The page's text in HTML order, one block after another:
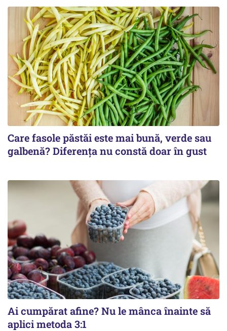
Care fasole păstăi este mai bună, verde sau
galbenă? Diferența nu constă doar în gust
Ai cumpărat afine? Nu le mânca înainte să
aplici metoda 3:1